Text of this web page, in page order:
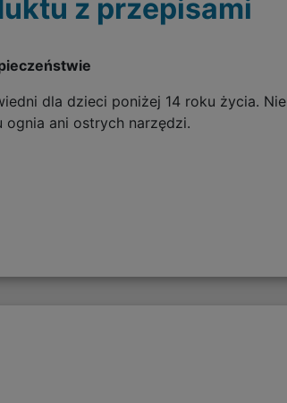
z przepisami
dla dzieci poniżej 14 roku życia. Nie
ani ostrych narzędzi.